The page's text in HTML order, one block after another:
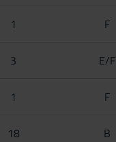
1 F
3 E/F
1 F
18 B